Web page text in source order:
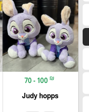
70 - 100 ₪
Judy hopps